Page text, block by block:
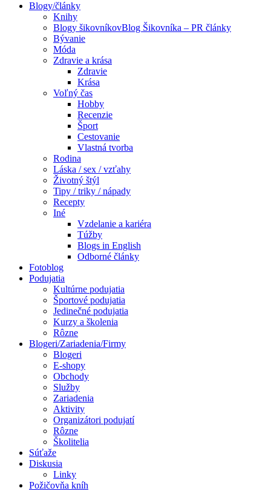
Blogy/články
Knihy
Blogy šikovníkovBlog Šikovníka – PR články
Bývanie
Móda
Zdravie a krása
Zdravie
Krása
Voľný čas
Hobby
Recenzie
Šport
Cestovanie
Vlastná tvorba
Rodina
Láska / sex / vzťahy
Životný štýl
Tipy / triky / nápady
Recepty
Iné
Vzdelanie a kariéra
Túžby
Blogs in English
Odborné články
Fotoblog
Podujatia
Kultúrne podujatia
Športové podujatia
Jedinečné podujatia
Kurzy a školenia
Rôzne
Blogeri/Zariadenia/Firmy
Blogeri
E-shopy
Obchody
Služby
Zariadenia
Aktivity
Organizátori podujatí
Rôzne
Školitelia
Súťaže
Diskusia
Linky
Požičovňa kníh